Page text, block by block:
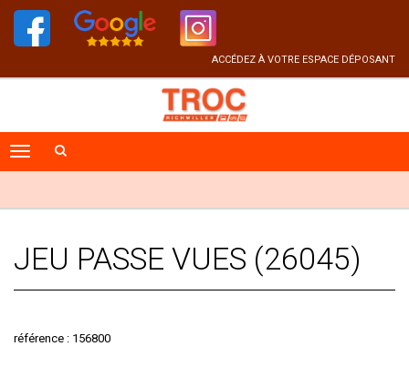
ACCÉDEZ À VOTRE ESPACE DÉPOSANT
JEU PASSE VUES (26045)
référence : 156800